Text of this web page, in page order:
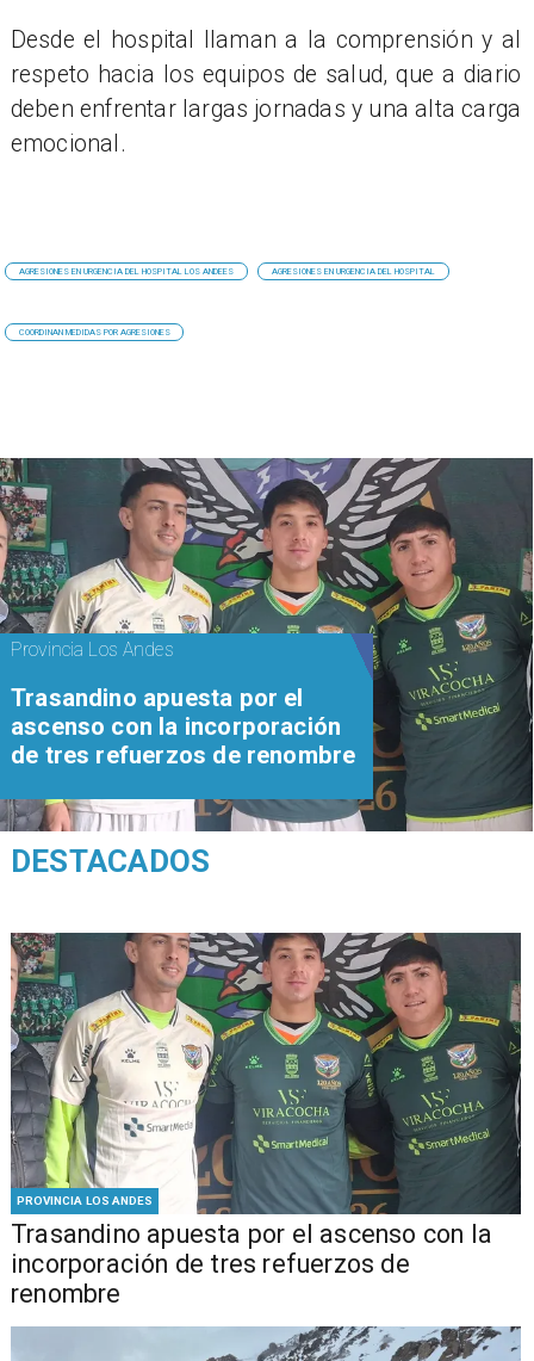
Desde el hospital llaman a la comprensión y al
respeto hacia los equipos de salud, que a diario
deben enfrentar largas jornadas y una alta carga
emocional.
AGRESIONES EN URGENCIA DEL HOSPITAL LOS ANDEES AGRESIONES EN URGENCIA DEL HOSPITAL
COORDINAN MEDIDAS POR AGRESIONES
PROVINCIA LOS ANDES
Trasandino apuesta por el ascenso con la
incorporación de tres refuerzos de
renombre
Provincia Los Andes
Trasandino apuesta por el
ascenso con la incorporación
de tres refuerzos de renombre
DESTACADOS